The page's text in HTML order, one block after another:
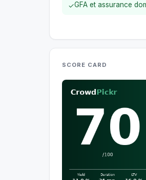
✓GFA et assurance
SCORE CARD